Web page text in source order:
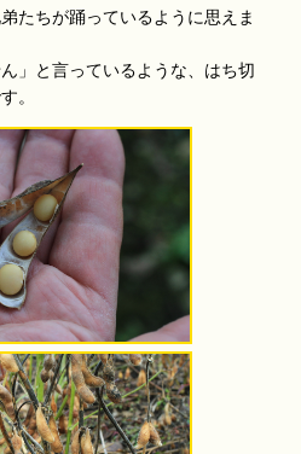
たちが踊っているように思えま
」と言っているような、はち切
。